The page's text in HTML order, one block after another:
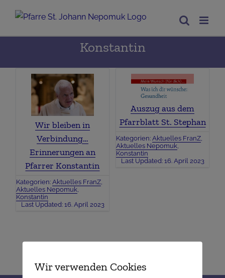
Inhalt
springen
Konstantin
Wir bleiben in
Verbindung…
Erinnerungen an
Pfarrer Konstantin
Kategorien: Aktuelles FranZ,
Aktuelles Nepomuk,
Konstantin
Last Updated: 16. April 2023
Auszug aus dem
Pfarrblatt St. Stephan
Kategorien: Aktuelles FranZ
Aktuelles Nepomuk
Konstantin
Last Updated: 16. April 2023
Wir verwenden Cookies